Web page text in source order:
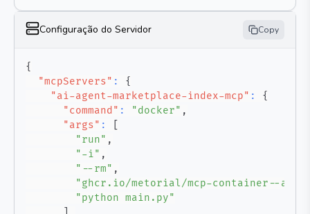
Configuração do Servidor Copy
{
"mcpServers" :
{
"ai-agent-marketplace-index-mcp" :
{
"command" : "docker" ,
"args" :
"run" ,
"-i" ,
"--rm" ,
"ghcr.io/metorial/mcp-container--ai-
"python main.py"